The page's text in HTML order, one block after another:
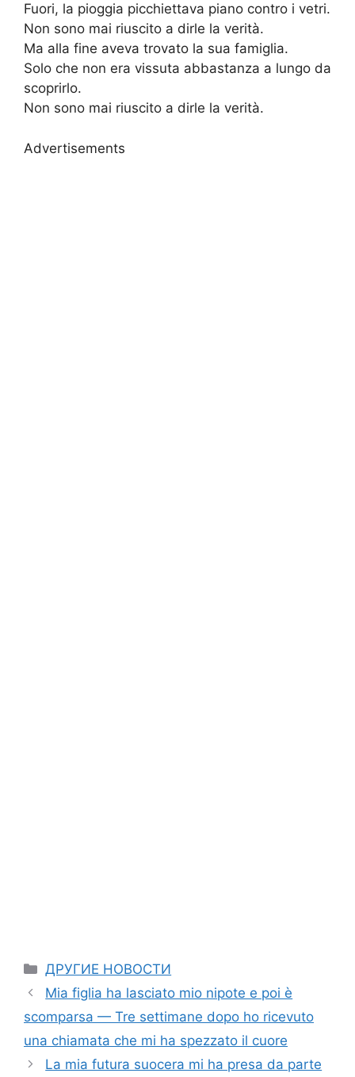
Fuori, la pioggia picchiettava piano contro i vetri.
Non sono mai riuscito a dirle la verità.
Ma alla fine aveva trovato la sua famiglia.
Solo che non era vissuta abbastanza a lungo da
scoprirlo.
Non sono mai riuscito a dirle la verità.
Advertisements
Categories
ДРУГИЕ НОВОСТИ
Mia figlia ha lasciato mio nipote e poi è
scomparsa — Tre settimane dopo ho ricevuto
una chiamata che mi ha spezzato il cuore
La mia futura suocera mi ha presa da parte